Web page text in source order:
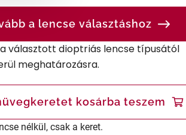
a lencse választáshoz
választott dioptriás lencse típusától
meghatározásra.
kosárba teszem
nélkül, csak a keret.